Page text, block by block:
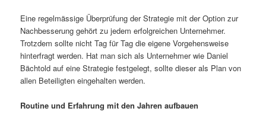
Eine regelmässige Überprüfung der Strategie mit der Option zur
Nachbesserung gehört zu jedem erfolgreichen Unternehmer.
Trotzdem sollte nicht Tag für Tag die eigene Vorgehensweise
hinterfragt werden. Hat man sich als Unternehmer wie Daniel
Bächtold auf eine Strategie festgelegt, sollte dieser als Plan von
allen Beteiligten eingehalten werden.
Routine und Erfahrung mit den Jahren aufbauen